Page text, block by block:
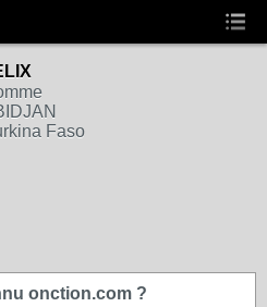
Faso
onction.com ?